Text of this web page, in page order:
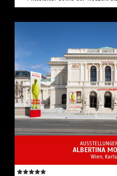
ALBERTINA
Wien,